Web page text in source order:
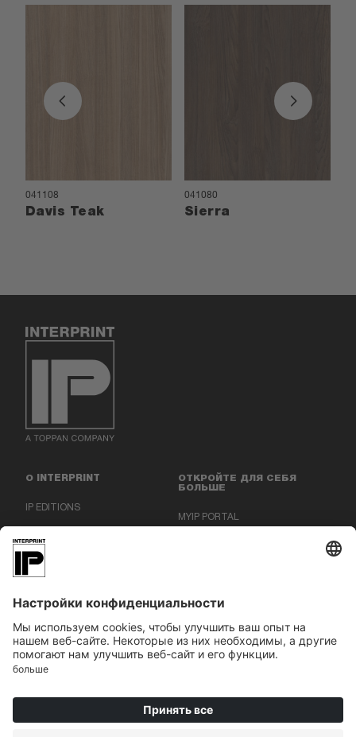
041108
Davis Teak
041080
Sierra
О INTERPRINT
IP EDITIONS
ДЕКОРАТИВНАЯ ПЕЧАТЬ
ПРЕСС-РЕЛИЗЫ
МЕСТОПОЛОЖЕНИЯ
ОТКРОЙТЕ ДЛЯ СЕБЯ
БОЛЬШЕ
MYIP PORTAL
ОБЩИЙ РЕГЛАМЕНТ ПО ЗАЩИТЕ ДАННЫХ
ОБЩИЕ ПОЛОЖЕНИЯ И УСЛОВИЯ|COOKIES